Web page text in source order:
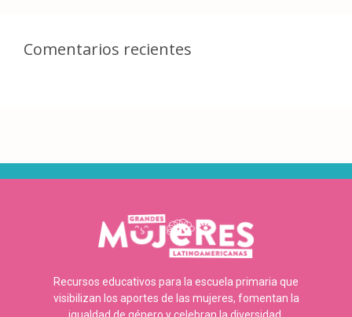
Comentarios recientes
Recursos educativos para la escuela primaria que
visibilizan los aportes de las mujeres, fomentan la
igualdad de género y celebran la diversidad.